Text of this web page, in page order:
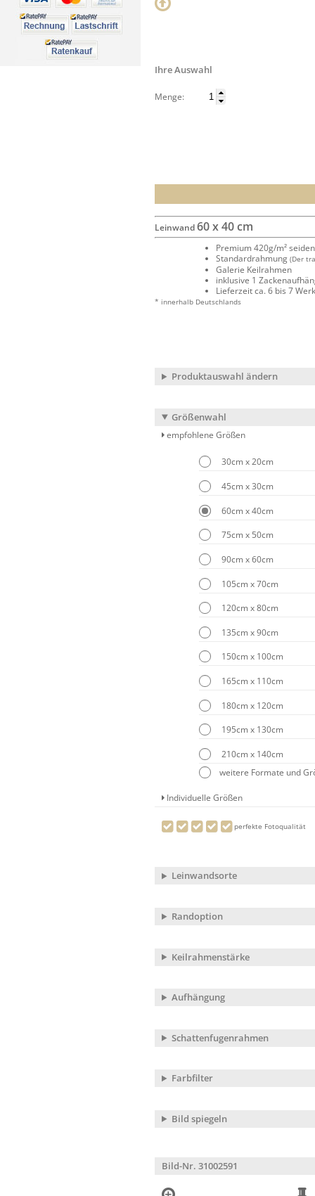
Ihre Auswahl
Menge:
Leinwand60 x 40 cm
Premium 420g/m²
Standardrahmung (Der
Galerie Keilrahmen
inklusive 1
Lieferzeit ca. 6 bis 7
* innerhalb Deutschlands
Produktauswahl ändern
Größenwahl
empfohlene Größen
30cm x 20cm
45cm x 30cm
60cm x 40cm
75cm x 50cm
90cm x 60cm
105cm x 70cm
120cm x 80cm
135cm x 90cm
150cm x 100cm
165cm x 110cm
180cm x 120cm
195cm x 130cm
210cm x 140cm
weitere Formate und
Individuelle Größen
perfekte Fotoqualität
Leinwandsorte
Randoption
Keilrahmenstärke
Aufhängung
Schattenfugenrahmen
Farbfilter
Bild spiegeln
Bild-Nr. 31002591